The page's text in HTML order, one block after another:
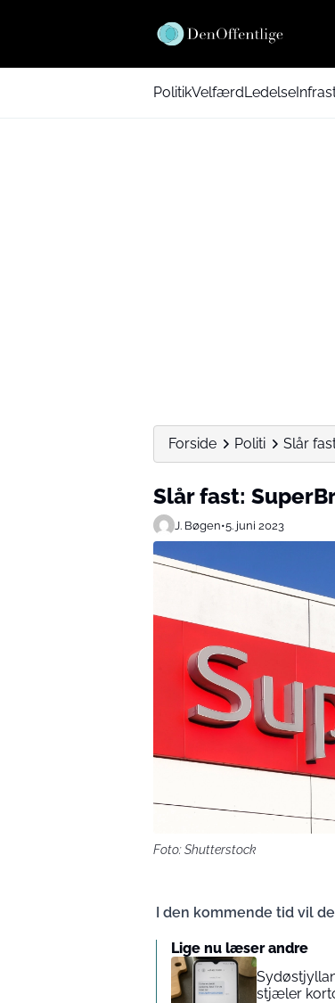
PolitikVelfærdLedelse
Forside Politi Slår
Slår fast:
J. Bøgen•5. juni 2023
Foto: Shutterstock
I den kommende tid vil
Lige nu læser andre
stjæler